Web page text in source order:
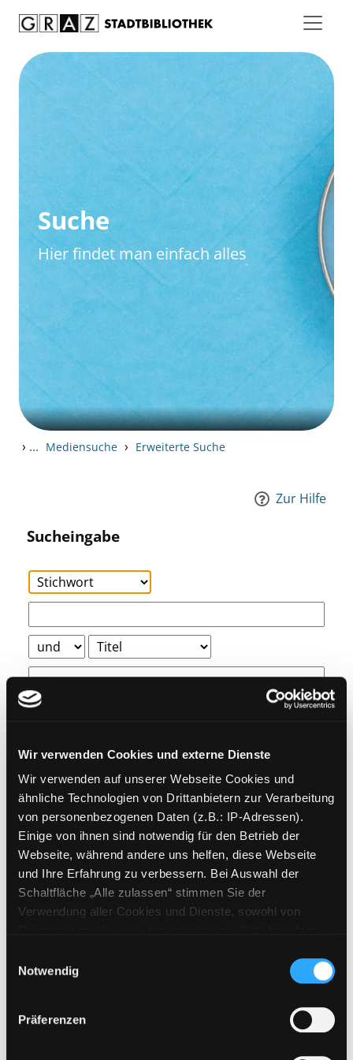
Wir verwenden Cookies und externe Dienste
Wir verwenden auf unserer Webseite Cookies und
ähnliche Technologien von Drittanbietern zur Verarbeitung
von personenbezogenen Daten (z.B.: IP-Adressen).
Einige von ihnen sind notwendig für den Betrieb der
Webseite, während andere uns helfen, diese Webseite
und Ihre Erfahrung zu verbessern. Bei Auswahl der
Schaltfläche „Alle zulassen“ stimmen Sie der
Verwendung aller Cookies und Dienste, sowohl von
Cookies von Drittanbietern, eine Verarbeitung in
unsicheren Drittländern (Länder außerhalb des EWR
ohne adäquates Datenschutzniveau) stattfinden kann. In
diesem Zusammenhang können aktuell Risiken für
Notwendig
Präferenzen
Suche
Hier findet man einfach alles
› ... Mediensuche › Erweiterte Suche
Zur Hilfe
Sucheingabe
Weitere Suchkriterien
Erwerbungen der letzten Tage
Jahr von
Medien anzeigen, die nach dem Jahr veröffentlicht
Jahr bis
Medien anzeigen, die vor dem
E-Medien
Mediengruppe